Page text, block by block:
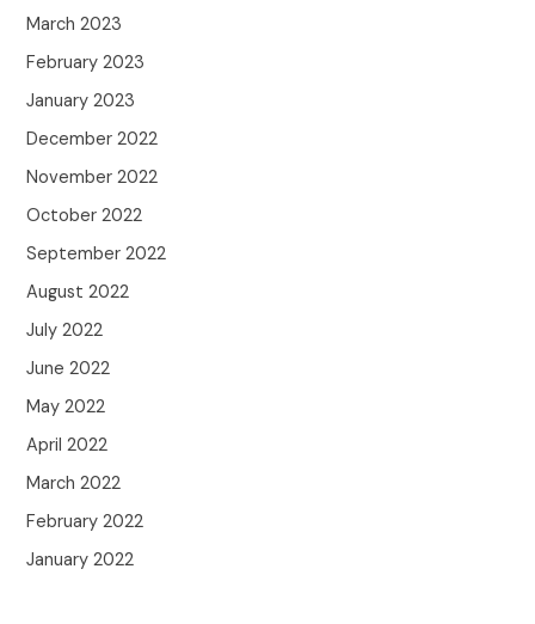
March 2023
February 2023
January 2023
December 2022
November 2022
October 2022
September 2022
August 2022
July 2022
June 2022
May 2022
April 2022
March 2022
February 2022
January 2022